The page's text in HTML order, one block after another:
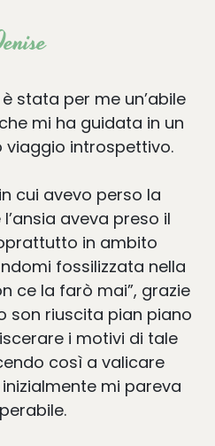
stata per me un’abile
mi ha guidata in un
viaggio introspettivo.
cui avevo perso la
aveva preso il
in ambito
fossilizzata nella
ce la farò mai”, grazie
son riuscita pian piano
i motivi di tale
così a valicare
mi pareva